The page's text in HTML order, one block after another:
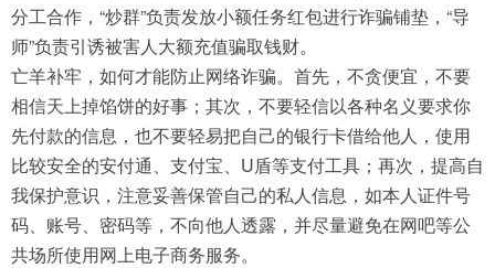
分工合作，“炒群”负责发放小额任务红包进行诈骗铺垫，“导
师”负责引诱被害人大额充值骗取钱财。
亡羊补牢，如何才能防止网络诈骗。首先，不贪便宜，不要
相信天上掉馅饼的好事；其次，不要轻信以各种名义要求你
先付款的信息，也不要轻易把自己的银行卡借给他人，使用
比较安全的安付通、支付宝、U盾等支付工具；再次，提高自
我保护意识，注意妥善保管自己的私人信息，如本人证件号
码、账号、密码等，不向他人透露，并尽量避免在网吧等公
共场所使用网上电子商务服务。